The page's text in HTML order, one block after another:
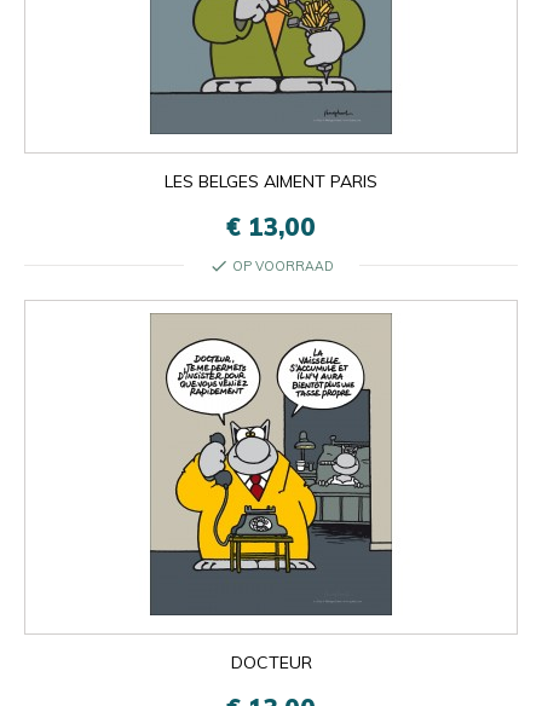
LES BELGES AIMENT PARIS
€ 13,00
check OP VOORRAAD
DOCTEUR